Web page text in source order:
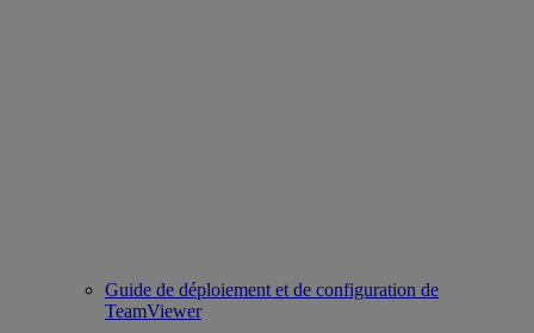
Guide de déploiement et de configuration de
TeamViewer